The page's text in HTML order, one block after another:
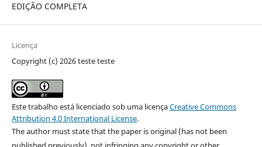
EDIÇÃO COMPLETA
Licença
Copyright (c) 2026 teste teste
Este trabalho está licenciado sob uma licençaCreative Commons
Attribution 4.0 International License.
The author must state that the paper is original (has not been